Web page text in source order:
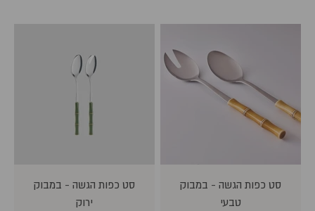
סט כפות הגשה - במבוק
טבעי
סט כפות הגשה - במבוק
ירוק